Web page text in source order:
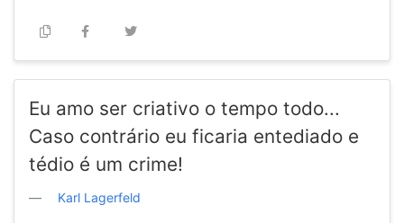
Eu amo ser criativo o tempo todo...
Caso contrário eu ficaria entediado e
tédio é um crime!
Karl Lagerfeld